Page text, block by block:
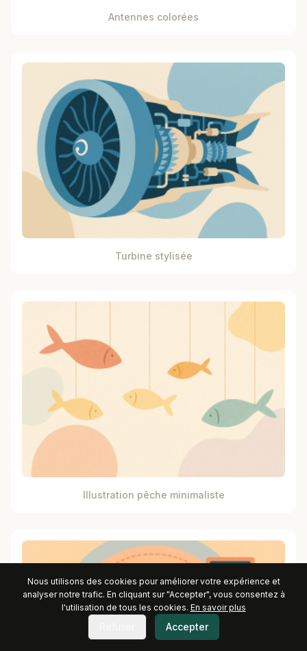
Antennes colorées
Turbine stylisée
Illustration pêche minimaliste
Nous utilisons des cookies pour améliorer votre expérience et
analyser notre trafic. En cliquant sur "Accepter", vous consentez à
l'utilisation de tous les cookies. En savoir plus
Accepter